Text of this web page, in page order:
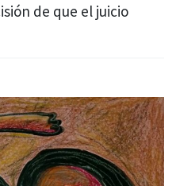
de que el juicio